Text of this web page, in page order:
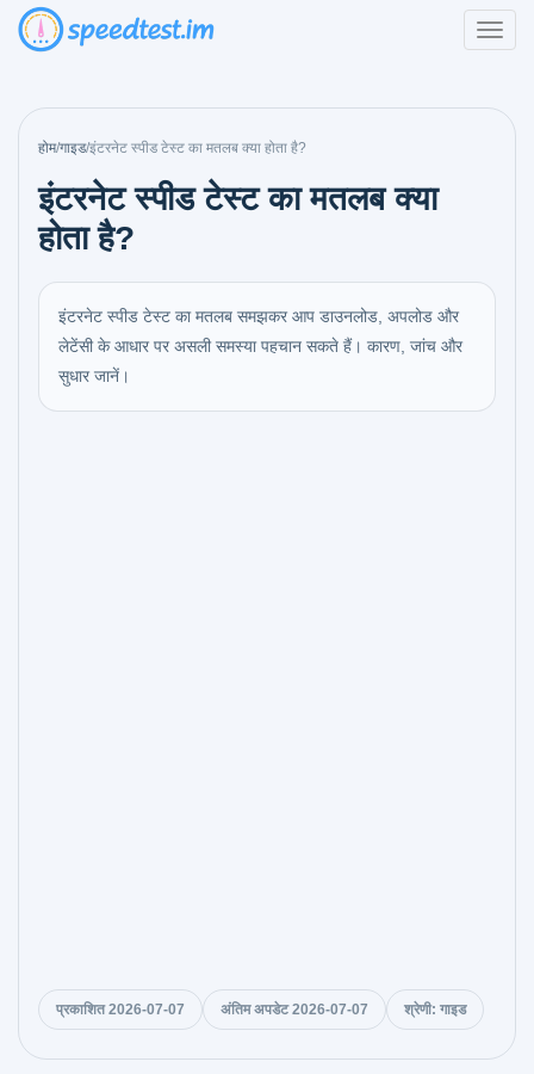
होम/गाइड/इंटरनेट स्पीड टेस्ट का मतलब क्या होता है?
इंटरनेट स्पीड टेस्ट का मतलब क्या
होता है?
इंटरनेट स्पीड टेस्ट का मतलब समझकर आप डाउनलोड, अपलोड और
लेटेंसी के आधार पर असली समस्या पहचान सकते हैं। कारण, जांच और
सुधार जानें।
प्रकाशित 2026-07-07 अंतिम अपडेट 2026-07-07 श्रेणी: गाइड